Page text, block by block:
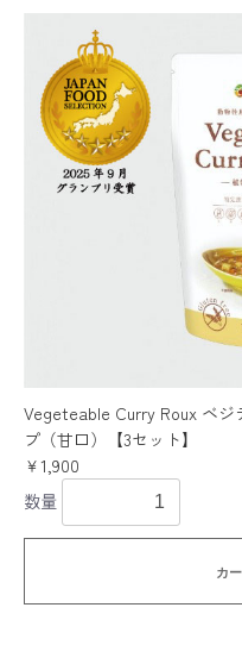
Vegeteable Curry Roux ベジ
プ（甘口）【3セット】
￥1,900
数量
カ